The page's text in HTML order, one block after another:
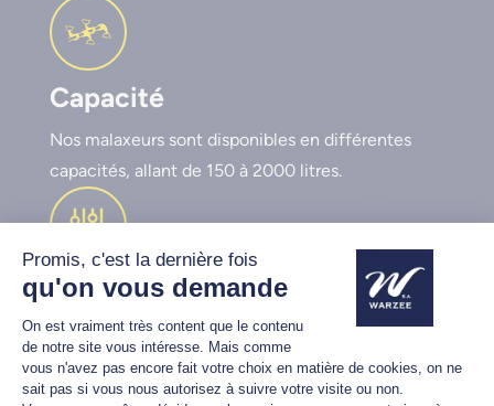
Capacité
Nos malaxeurs sont disponibles en différentes
capacités, allant de 150 à 2000 litres.
Polyvalence
Nos godets sont conçus pour s’adapter à divers
types de chargeurs et télescopiques, qu’il soit
compact ou plus imposant. Les attaches